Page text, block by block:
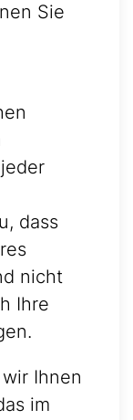
Sie
dass
nicht
Ihre
Ihnen
im